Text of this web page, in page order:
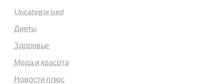
Uncategorised
Диеты
Здоровье
Мода и красота
Новости плюс